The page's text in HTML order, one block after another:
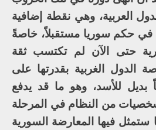
العربية، وهي نقطة إضافية
حكم سوريا مستقبلاً، خاصةً
حتى الآن لم تكتسب ثقة
الدول الغربية بقدرتها على
بديل للأسد، وهو ما قد يدفع
شخصيات من النظام في المرحلة
ما ستمثل فيها المعارضة السورية